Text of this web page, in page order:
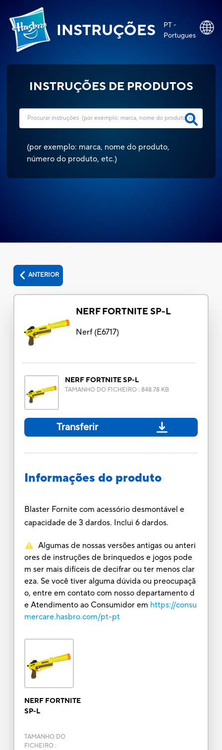
INSTRUÇÕES
PT -
Portugues
INSTRUÇÕES DE PRODUTOS
(por exemplo: marca, nome do produto,
número do produto, etc.)
ANTERIOR
NERF FORTNITE SP-L
Nerf(E6717)
NERF FORTNITE SP-L
TAMANHO DO FICHEIRO: 848.78 KB
Transferir
Informações do produto
Blaster Fornite com acessório desmontável e
capacidade de 3 dardos. Inclui 6 dardos.
Algumas de nossas versões antigas ou anteri
ores de instruções de brinquedos e jogos pode
m ser mais difíceis de decifrar ou ter menos clar
eza. Se você tiver alguma dúvida ou preocupaçã
o, entre em contato com nosso departamento d
e Atendimento ao Consumidor em https://consu
mercare.hasbro.com/pt-pt
NERF FORTNITE
SP-L
TAMANHO DO
FICHEIRO: